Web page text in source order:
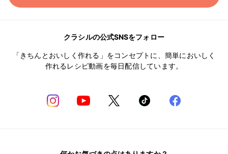
クラシルの公式SNSをフォロー
「きちんとおいしく作れる」をコンセプトに、簡単においしく
作れるレシピ動画を毎日配信しています。